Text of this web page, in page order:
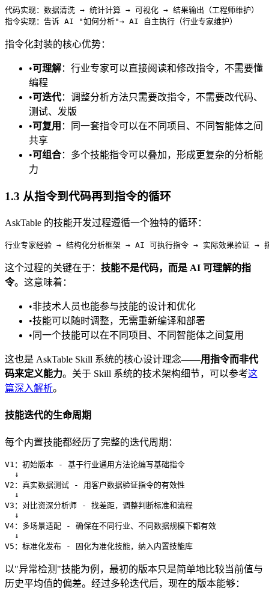
代码实现：数据清洗 → 统计计算 → 可视化 → 结果输出（工程师维护）
指令化封装的核心优势：
•可理解：行业专家可以直接阅读和修改指令，不需要懂
编程
•可迭代：调整分析方法只需要改指令，不需要改代码、
测试、发版
•可复用 ：同一套指令可以在不同项目、不同智能体之间
共享
•可组合：多个技能指令可以叠加，形成更复杂的分析能
力
1.3 从指令到代码再到指令的循环
AskTable 的技能开发过程遵循一个独特的循环：
这个过程的关键在于： 技能不是代码，而是 AI 可理解的指
令。这意味着：
•非技术人员也能参与技能的设计和优化
•技能可以随时调整，无需重新编译和部署
• 同一个技能可以在不同项目、不同智能体之间复用
这也是 AskTable Skill 系统的核心设计理念——用指令而非代
码来定义能力。关于 Skill 系统的技术架构细节，可以参考这
篇深入解析。
技能迭代的生命周期
每个内置技能都经历了完整的迭代周期：
V1：初始版本 - 基于行业通用方法论编写基础指令
  ↓
V2：真实数据测试 - 用客户数据验证指令的有效性
  ↓
V3：对比资深分析师 - 找差距，调整判断标准和流程
  ↓
V4：多场景适配 - 确保在不同行业、不同数据规模下都有效
  ↓
以"异常检测"技能为例，最初的版本只是简单地比较当前值与
历史平均值的偏差。经过多轮迭代后，现在的版本能够：